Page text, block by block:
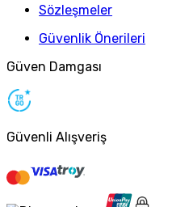
Sözleşmeler
Güvenlik Önerileri
Güven Damgası
Güvenli Alışveriş